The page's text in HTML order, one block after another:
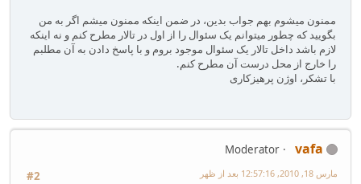
ممنون میشوم بهم جواب بدین، در ضمن اینکه ممنون میشم اگر به من
بگویید که چطور میتوانم یک سئوال را از اول در تالار مطرح کنم و نه اینکه
لازم باشد داخل تالار یک سئوال موجود بروم و با پاسخ دادن به آن مطلبم
را خارج از محل درست آن مطرح کنم.
با تشکر، اوژن پرهیزکاری
vafa
Moderator
#2
مارس 18, 2010, 12:57:16 بعد از ظهر